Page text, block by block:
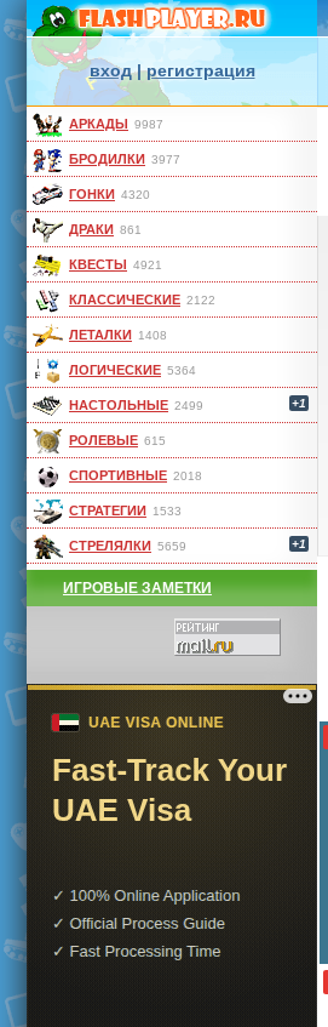
вход|регистрация
АРКАДЫ 9987
БРОДИЛКИ 3977
ГОНКИ 4320
ДРАКИ 861
КВЕСТЫ 4921
КЛАССИЧЕСКИЕ 2122
ЛЕТАЛКИ 1408
ЛОГИЧЕСКИЕ 5364
НАСТОЛЬНЫЕ 2499 +1
РОЛЕВЫЕ 615
СПОРТИВНЫЕ 2018
СТРАТЕГИИ 1533
СТРЕЛЯЛКИ 5659 +1
ИГРОВЫЕ ЗАМЕТКИ